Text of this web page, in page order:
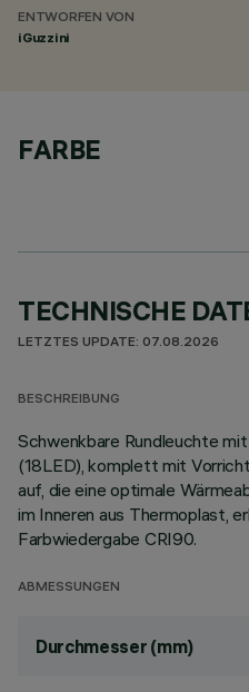
ENTWORFEN VON
iGuzzini
FARBE
TECHNISCHE
LETZTES UPDATE: 07.08.2026
BESCHREIBUNG
Schwenkbare Rundleuchte
(18LED), komplett mit
auf, die eine optimale
im Inneren aus Thermoplast,
Farbwiedergabe CRI90.
ABMESSUNGEN
Durchmesser (mm)